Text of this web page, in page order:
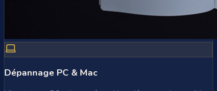
Dépannage PC & Mac